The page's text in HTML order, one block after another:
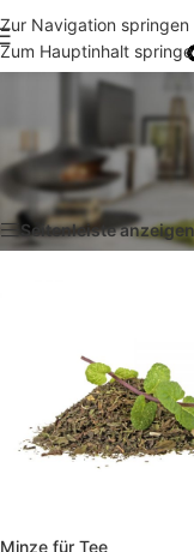
Zur Navigation springen
Zum Hauptinhalt
Start/Shop
Produkte
Einzelnes Ergebnis
Seitenleiste anzeigen
Minze für Tee